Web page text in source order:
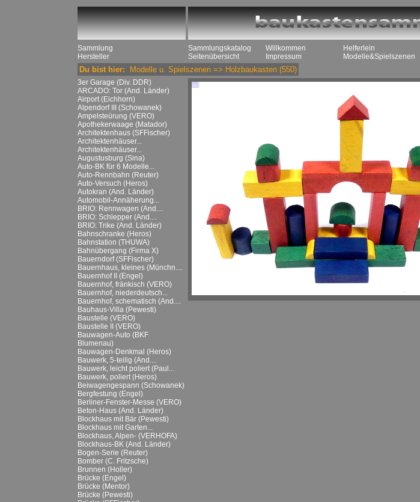
Sammlung
Hersteller
Sammlungskatalog
Seitenübersicht
Willkommen
Impressum
Helferlein
Modelle&Spielszenen
Du bist hier: Modelle u. Spielszenen => Holzbaukasten (550)
3er Garage (Div. DDR)
ARCADO: Tor (And. Länder)
Airport (Eichhorn)
Alpendorf III (Schowanek)
Ampelsteürung (VERO)
Apothekerwaage (Matador)
Architektenhaus (SFFischer)
Architektenhäuser...
Architektenhäuser...
Augustusburg (Sina)
Auto-BK für 6 Modelle...
Auto-Rennbahn (Reuter)
Auto-Versuch (Heros)
Autokran (And. Länder)
Automobil-Annäherung...
BRIO: Rennwagen (And....
BRIO: Schlepper (And....
BRIO: Trike (And. Länder)
Bahnschranke (Heros)
Bahnstation (THUWA)
Bahnübergang (Firma X)
Bauerndorf (SFFischer)
Bauernhaus, kleines (Münchn....
Bauernhof II (Engel)
Bauernhof, fränkisch (VERO)
Bauernhof, niederdeutsch...
Bauernhof, schematisch (And....
Bauhaus-Villa (Pewesti)
Baustelle (VERO)
Baustelle II (VERO)
Bauwagen-Auto (BKF
Blumenau)
Bauwagen-Denkmal (Heros)
Bauwerk, 5-teilig (And....
Bauwerk, leicht poliert (Paul...
Bauwerk, poliert (Heros)
Beiwagengespann (Schowanek)
Bergfestung (Engel)
Berliner-Fenster-Messe (VERO)
Beton-Haus (And. Länder)
Blockhaus mit Bär (Pewesti)
Blockhaus mit Garten...
Blockhaus, Alpen- (VERHOFA)
Blockhaus-BK (And. Länder)
Bogen-Serie (Reuter)
Bomber (C. Fritzsche)
Brunnen (Holler)
Brücke (Engel)
Brücke (Mentor)
Brücke (Pewesti)